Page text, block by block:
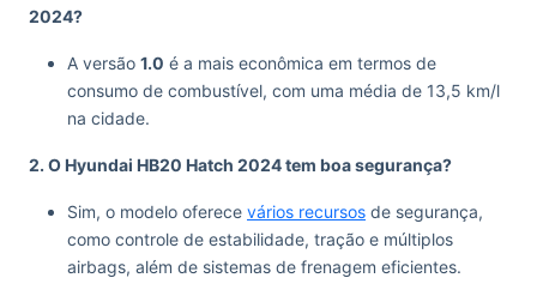
2024?
A versão 1.0 é a mais econômica em termos de
consumo de combustível, com uma média de 13,5 km/l
na cidade.
2. O Hyundai HB20 Hatch 2024 tem boa segurança?
Sim, o modelo oferece vários recursos de segurança,
como controle de estabilidade, tração e múltiplos
airbags, além de sistemas de frenagem eficientes.